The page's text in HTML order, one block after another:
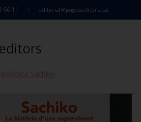
66 11 editorial@pageseditors.cat
Sachiko